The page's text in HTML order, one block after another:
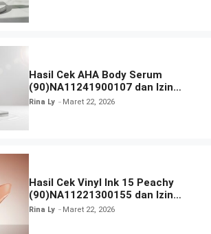
Hasil Cek AHA Body Serum
(90)NA11241900107 dan Izin
BPOM
Rina Ly Maret 22, 2026
Hasil Cek Vinyl Ink 15 Peachy
(90)NA11221300155 dan Izin
BPOM
Rina Ly Maret 22, 2026